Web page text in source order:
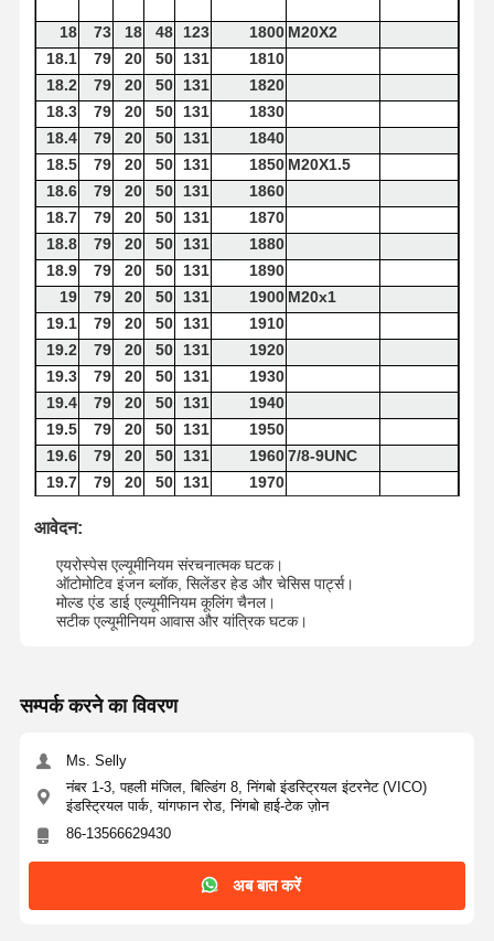
18 73 18 48 123 1800 M20X2
18.1
79 20 50 131
1810
18.2
79 20 50 131
1820
18.3
79 20 50 131
1830
18.4
79 20 50 131
1840
18.5
79 20 50 131 1850 M20X1.5
18.6
79 20 50 131
1860
18.7
79 20 50 131
1870
18.8
79 20 50 131
1880
18.9
79 20 50 131
1890
19
79 20 50 131 1900 M20x1
19.1
79 20 50 131
1910
19.2
79 20 50 131
1920
19.3
79 20 50 131
1930
19.4
79 20 50 131
1940
19.5
79 20 50 131
1950
19.6
79 20 50 131 19607/8-9UNC
19.7
79 20 50 131
1970
19.9
20
79 20 50 131 2000
आवेदन:
एयरोस्पेस एल्यूमीनियम संरचनात्मक घटक।
ऑटोमोटिव इंजन ब्लॉक, सिलेंडर हेड और चेसिस पार्ट्स।
मोल्ड एंड डाई एल्यूमीनियम कूलिंग चैनल।
सटीक एल्यूमीनियम आवास और यांत्रिक घटक।
सम्पर्क करने का विवरण
Ms. Selly
नंबर 1-3, पहली मंजिल, बिल्डिंग 8, निंगबो इंडस्ट्रियल इंटरनेट (VICO)
इंडस्ट्रियल पार्क, यांगफान रोड, निंगबो हाई-टेक ज़ोन
86-13566629430
अब बात करें